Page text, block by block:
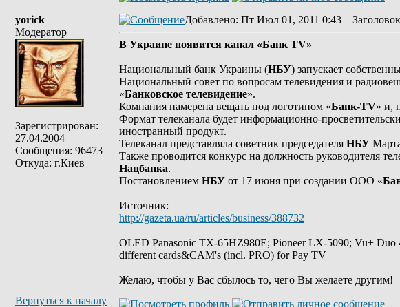
yorick
Модератор
Зарегистрирован:
27.04.2004
Сообщения: 96473
Откуда: г.Киев
Добавлено: Пт Июл 01, 2011 0:43
В Украине появится канал «Банк TV»
Национальный банк Украины (НБУ) запускает
Национальный совет по вопросам телевидения и
«Банковское телевидение».
Компания намерена вещать под логотипом «Банк-TV» и,
Формат телеканала будет информационно-
иностранный продукт.
Телеканал представляла советник председателя НБУ
Также проводится конкурс на должность руководителя
Нацбанка.
Постановлением НБУ от 17 июня при создании ООО «
Источник:
http://gazeta.ua/ru/articles/business/388732
OLED Panasonic TX-65HZ980E; Pioneer LX-5090; Vu+
different cards&CAM's (incl. PRO) for Pay TV
Желаю, чтобы у Вас сбылось то, чего Вы желаете другим!
Вернуться к началу